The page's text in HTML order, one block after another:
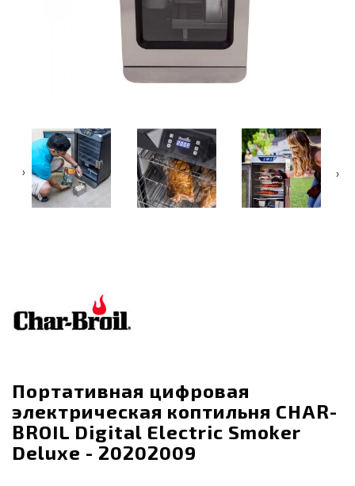
‹ ›
Портативная цифровая
электрическая коптильня CHAR-
BROIL Digital Electric Smoker
Deluxe - 20202009